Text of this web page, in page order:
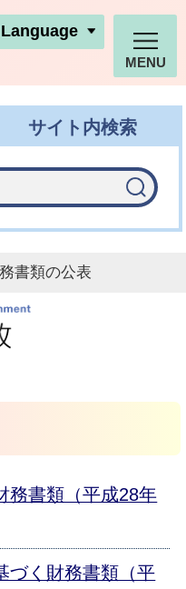
利根町ホームページ
Language
MENU
サイト内検索
書類の公表
務書類（平成28年
づく財務書類（平